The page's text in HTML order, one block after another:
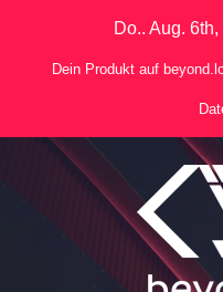
Do.. Aug.
Dein Produkt auf